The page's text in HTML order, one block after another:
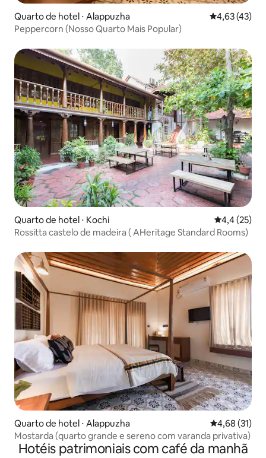
Quarto de hotel ⋅ Alappuzha 4,63 de uma
4,63 (43)
Peppercorn (Nosso Quarto Mais Popular)
Quarto de hotel ⋅ Kochi 4,4 de uma
4,4 (25)
Rossitta castelo de madeira ( AHeritage Standard Rooms)
Quarto de hotel ⋅ Alappuzha 4,68 de uma
4,68 (31)
Mostarda (quarto grande e sereno com varanda privativa)
Hotéis patrimoniais com café da manhã